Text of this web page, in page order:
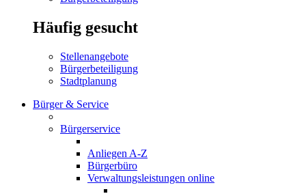
Häufig gesucht
Stellenangebote
Bürgerbeteiligung
Stadtplanung
Bürger & Service
Bürgerservice
Anliegen A-Z
Bürgerbüro
Verwaltungsleistungen online